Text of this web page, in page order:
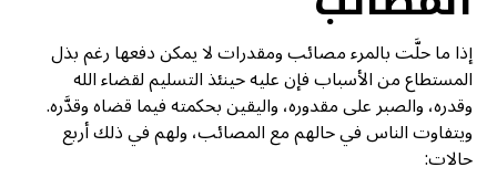
إذا ما حلَّت بالمرء مصائب ومقدرات لا يمكن دفعها رغم بذل
المستطاع من الأسباب فإن عليه حينئذ التسليم لقضاء الله
وقدره، والصبر على مقدوره، واليقين بحكمته فيما قضاه وقدَّره.
ويتفاوت الناس في حالهم مع المصائب، ولهم في ذلك أربع
حالات: